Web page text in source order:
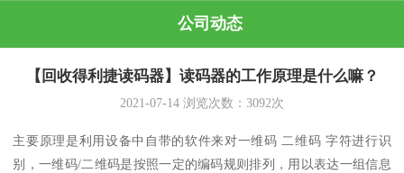
公司动态
【回收得利捷读码器】读码器的工作原理是什么嘛？
2021-07-14 浏览次数： 3092次
主要原理是利用设备中自带的软件来对一维码 二维码 字符进行识
别，一维码/二维码是按照一定的编码规则排列，用以表达一组信息